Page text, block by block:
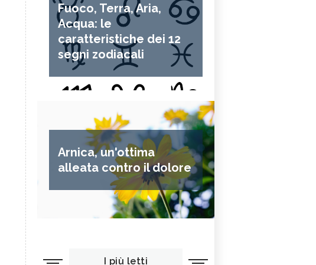
Fuoco, Terra, Aria,
Acqua: le
caratteristiche dei 12
segni zodiacali
Arnica, un'ottima
alleata contro il dolore
I più letti